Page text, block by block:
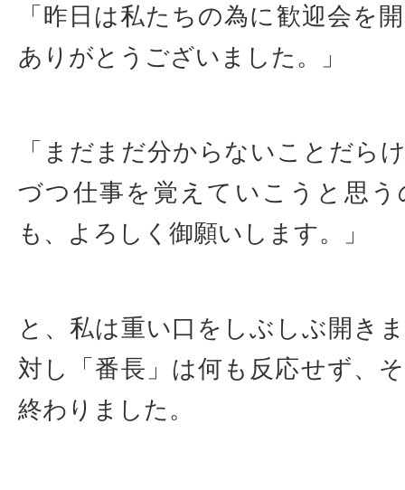
「昨日は私たちの為に歓迎会を
ありがとうございました。」
「まだまだ分からないことだら
づつ仕事を覚えていこうと思
も、よろしく御願いします。」
と、私は重い口をしぶしぶ開き
対し「番長」は何も反応せず、
終わりました。